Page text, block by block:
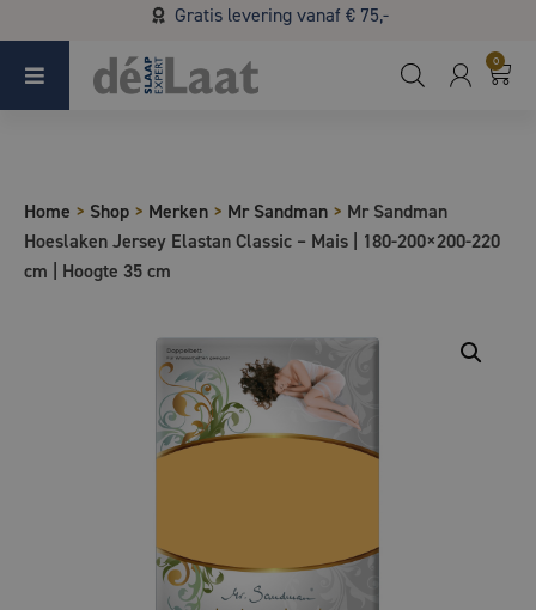
Gratis levering vanaf € 75,-
Koopzondag 29 maart in Bladel van 13.00 - 17.00
0
Home > Shop > Merken > Mr Sandman > Mr Sandman
Hoeslaken Jersey Elastan Classic – Mais | 180-200×200-220
cm | Hoogte 35 cm